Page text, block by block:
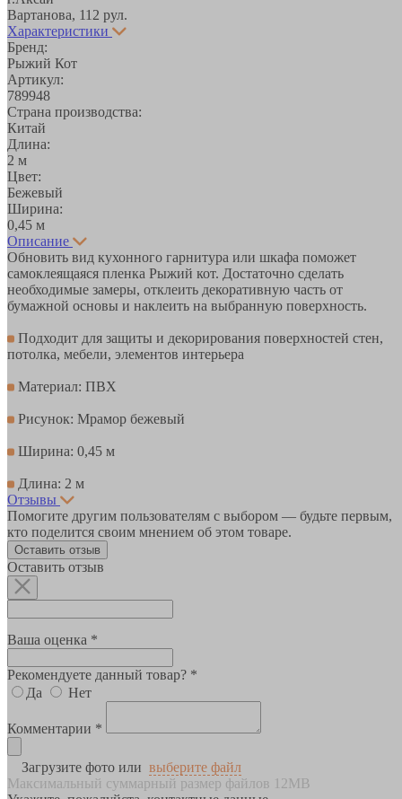
Вартанова, 11 2 рул.
Характеристики
Бренд:
Рыжий Кот
Артикул:
789948
Страна производства:
Китай
Длина:
2 м
Цвет:
Бежевый
Ширина:
0,45 м
Описание
Обновить вид кухонного гарнитура или шкафа поможет
самоклеящаяся пленка Рыжий кот. Достаточно сделать
необходимые замеры, отклеить декоративную часть от
бумажной основы и наклеить на выбранную поверхность.
Подходит для защиты и декорирования поверхностей стен,
потолка, мебели, элементов интерьера
Материал: ПВХ
Рисунок: Мрамор бежевый
Ширина: 0,45 м
Длина: 2 м
Отзывы
Помогите другим пользователям с выбором — будьте первым,
кто поделится своим мнением об этом товаре.
Оставить отзыв
Оставить отзыв
Ваша оценка *
Рекомендуете данный товар? *
Да
Нет
Комментарии *
Загрузите фото или выберите файл
Максимальный суммарный размер файлов 12MB